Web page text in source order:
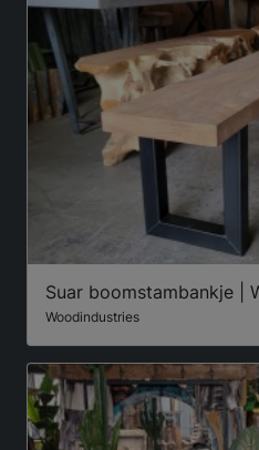
Suar boomstambankje |
Woodindustries